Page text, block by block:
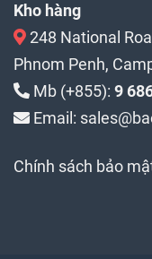
Kho hàng
248 National
Phnom Penh,
Mb (+855): 9
Email:
Chính sách bảo